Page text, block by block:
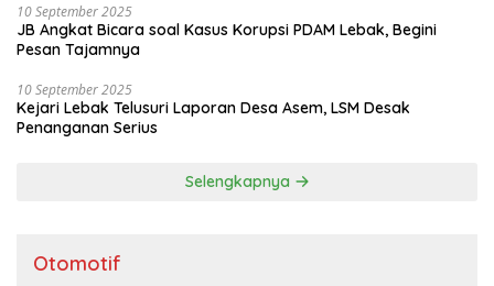
10 September 2025
JB Angkat Bicara soal Kasus Korupsi PDAM Lebak, Begini
Pesan Tajamnya
10 September 2025
Kejari Lebak Telusuri Laporan Desa Asem, LSM Desak
Penanganan Serius
Selengkapnya
Otomotif